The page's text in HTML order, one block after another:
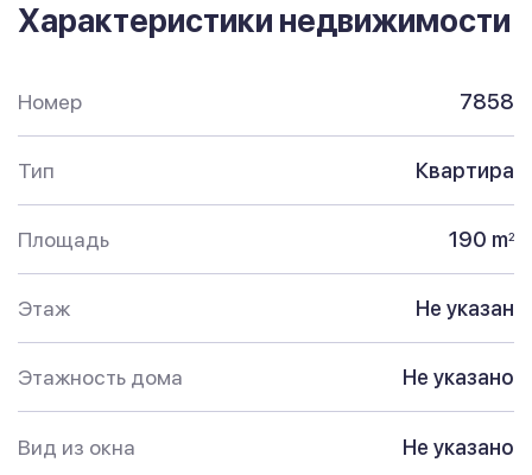
Характеристики недвижимости
Номер 7858
Тип Квартира
Площадь 190 m2
Этаж Не указан
Этажность дома Не указано
Вид из окна Не указано